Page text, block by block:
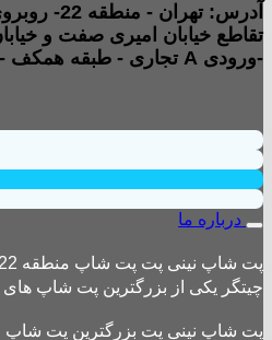
آدرس: تهران
تقاطع خیابان امیری صفت و
-ورودی A تجاری - طبقه همکف - جنب داروخانه - واحد B2
درباره ما
چیتگر یکی از بزرگترین پت شاپ های
پت شاپ نینی پت بزرگترین پت شاپ